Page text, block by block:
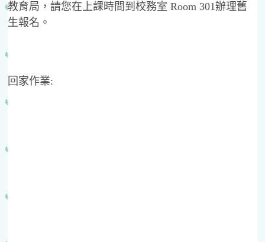
教育局，請您在上課時間到校務室 Room 301辦理舊
生報名。
回家作業: